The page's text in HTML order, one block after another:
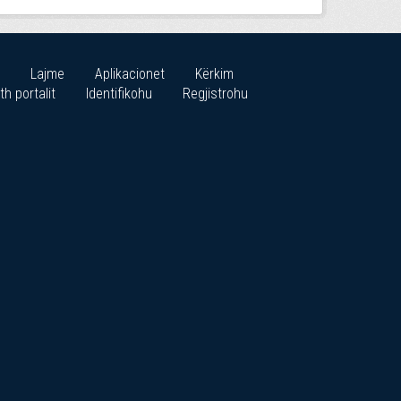
Lajme Aplikacionet
Kërkim
portalit
Identifikohu Regjistrohu